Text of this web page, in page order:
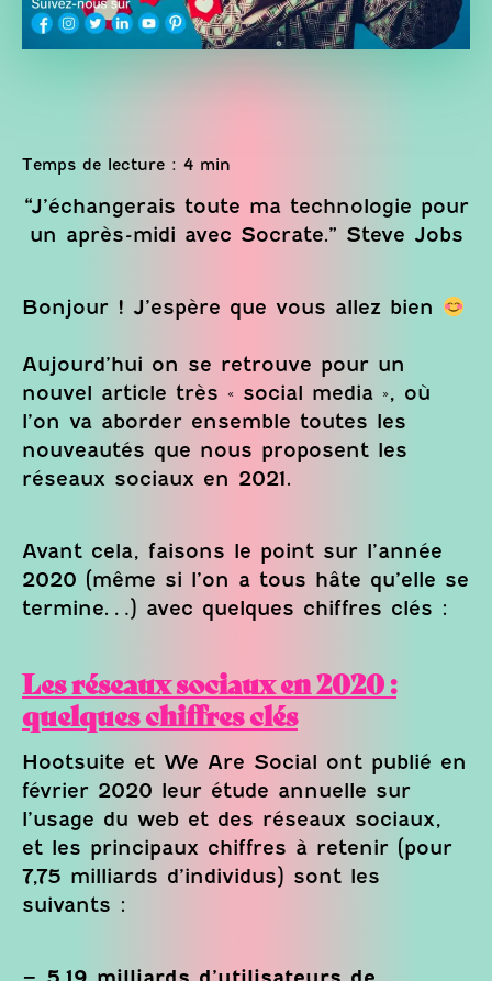
“J’échangerais toute ma technologie pour
un après-midi avec Socrate.” Steve Jobs
Bonjour ! J’espère que vous allez bien
Aujourd’hui on se retrouve pour un
nouvel article très « social media », où
l’on va aborder ensemble toutes les
nouveautés que nous proposent les
réseaux sociaux en 2021.
Avant cela, faisons le point sur l’année
2020 (même si l’on a tous hâte qu’elle se
termine…) avec quelques chiffres clés :
Les réseaux sociaux en 2020 :
quelques chiffres clés
Hootsuite et We Are Social ont publié en
février 2020 leur étude annuelle sur
l’usage du web et des réseaux sociaux,
et les principaux chiffres à retenir (pour
7,75 milliards d’individus) sont les
suivants :